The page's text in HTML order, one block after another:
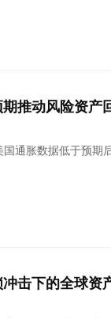
推动风险资产
通胀数据低于预期
击下的全球资